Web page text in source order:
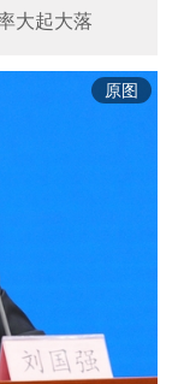
大起大落
原图